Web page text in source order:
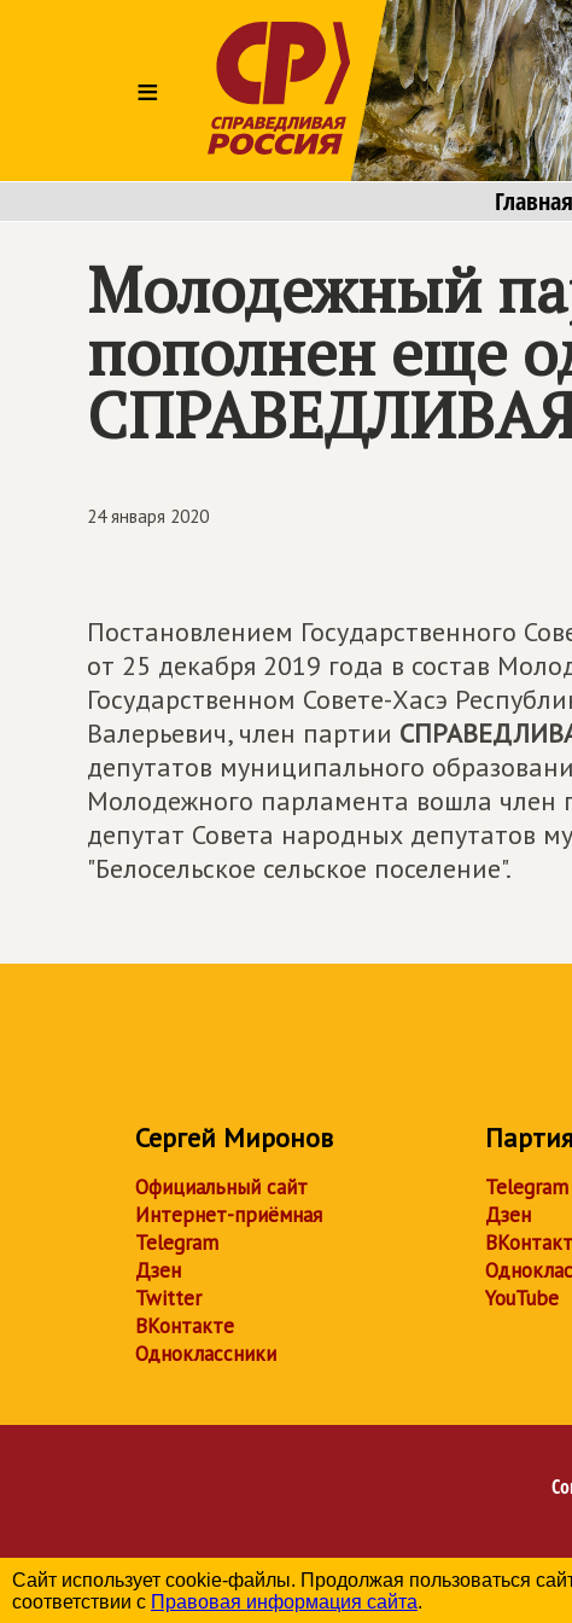
≡
Главная
Молодежный
пополнен еще
24 января 2020
Постановлением Государственного
от 25 декабря 2019 года в состав
Государственном Совете-Хасэ
Валерьевич, член партии
депутатов муниципального
Молодежного парламента вошла член
депутат Совета народных депутатов
"Белосельское сельское поселение".
Сергей Миронов
Официальный сайт
Интернет-приёмная
Telegram
Дзен
Twitter
ВКонтакте
Одноклассники
Партия
Telegram
Дзен
YouTube
Сайт использует cookie-файлы. Продолжая пользоваться
соответствии с Правовая информация сайта.